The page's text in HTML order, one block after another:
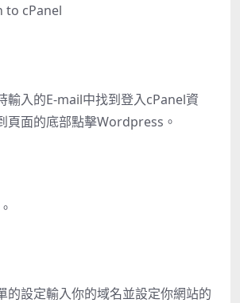
to cPanel
輸入的E-mail中找到登入cPanel資
頁面的底部點擊Wordpress。
的設定輸入你的域名並設定你網站的